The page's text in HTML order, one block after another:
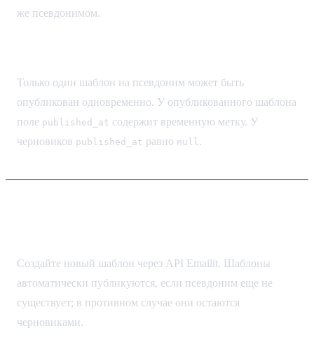
же псевдонимом.
Только один шаблон на псевдоним может быть
опубликован одновременно. У опубликованного шаблона
поле published_at содержит временную метку. У
черновиков published_at равно null .
Создайте новый шаблон через API Emailit. Шаблоны
автоматически публикуются, если псевдоним еще не
существует; в противном случае они остаются
черновиками.